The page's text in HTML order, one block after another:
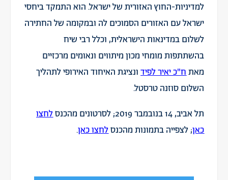
למדיניות-החוץ האזורית של ישראל. הוא התמקד ביחסי
ישראל עם האזורים הסמוכים לה ובמקומה של החתירה
לשלום במדינאות הישראלית, וכלל רבי שיח
בהשתתפות מומחי מכון מיתווים ונאומים מרכזיים
מאת ח"כ יאיר לפידונציגת האיחוד האירופי לתהליך
השלום סוזנה טרסטל.
תל אביב, 14 בנובמבר 2019; לסרטונים מהכנס
לחצו
כאן; לצפייה בתמונות מהכנסלחצו כאן.